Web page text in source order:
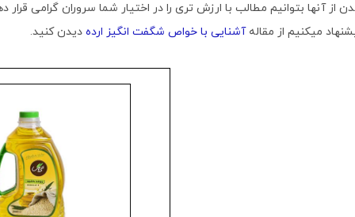
از آنها بتوانیم مطالب با ارزش تری را در اختیار شما سروران گرامی قرار
میکنیم از مقالهآشنایی با خواص شگفت انگیز ارده دیدن کنید.